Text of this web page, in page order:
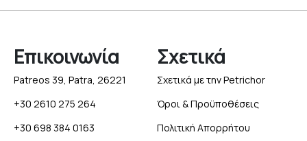
Επικοινωνία
Patreos 39, Patra, 26221
+30 2610 275 264
+30 698 384 0163
Σχετικά
Σχετικά με την Petrichor
Όροι & Προϋποθέσεις
Πολιτική Απορρήτου